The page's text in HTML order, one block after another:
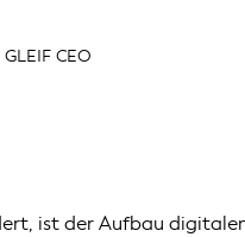
CEO
ist der Aufbau